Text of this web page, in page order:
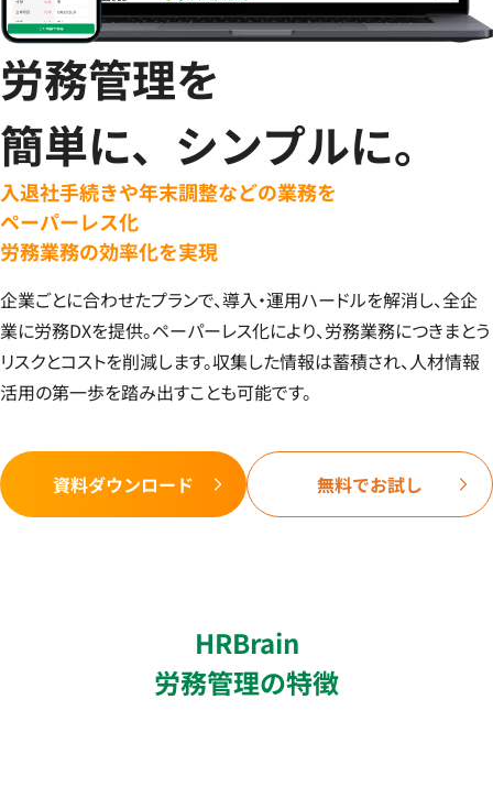
労務管理を
簡単に、シンプルに。
入退社手続きや年末調整などの業務を
ペーパーレス化
労務業務の効率化を実現
企業ごとに合わせたプランで、導入・運用ハードルを解消し、全企
業に労務DXを提供。ペーパーレス化により、労務業務につきまとう
リスクとコストを削減します。収集した情報は蓄積され、人材情報
活用の第一歩を踏み出すことも可能です。
資料ダウンロード 無料でお試し
HRBrain
労務管理の特徴